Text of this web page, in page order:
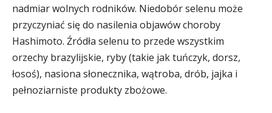
nadmiar wolnych rodników. Niedobór selenu może
przyczyniać się do nasilenia objawów choroby
Hashimoto. Źródła selenu to przede wszystkim
orzechy brazylijskie, ryby (takie jak tuńczyk, dorsz,
łosoś), nasiona słonecznika, wątroba, drób, jajka i
pełnoziarniste produkty zbożowe.